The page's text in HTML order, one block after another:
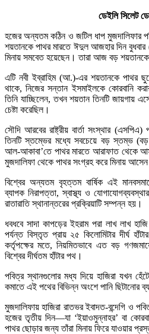
ডেইলি সিলেট
হজের অন্যতম কঠিন ও জটিল ধাপ মুজদালিফার
শয়তানকে পাথর মারতে ঈদুল আজহার দিন
মিনায় সমবেত হয়েছেন। তারা আজ বড় শয়তানকে
এটি নবী ইব্রাহিম (আ.)-এর শয়তানকে পাথর
থাকে, নিজের সন্তান ইসমাইলকে কোরবানি
তিনি যাচ্ছিলেন, তখন শয়তান তিনটি জায়গায়
চেষ্টা করেছিল।
সৌদি আরবের রাষ্ট্রীয় বার্তা সংস্থার
তিনটি স্তম্ভের মধ্যে সবচেয়ে বড় স্তম্ভ
আল-আকাবা’তে পাথর মারতে আরাফাত থেকে
মুজদালিফা থেকে পাথর সংগ্রহ করে মিনায়
বিশ্বের অন্যতম বৃহত্তম বার্ষিক এই
ব্যাপক নিরাপত্তা, স্বাস্থ্য ও
রাতারাতি স্থানান্তরের প্রক্রিয়াটি সম্পন্ন হয়।
ধবধবে সাদা কাপড়ের ইহরাম পরা লাখ লাখ
পর্যন্ত বিস্তৃত প্রায় ২৫ কিলোমিটার দীর্ঘ
কর্তৃপক্ষের মতে, নিয়মিতভাবে এত বড়
বিশ্বের দীর্ঘতম হাঁটার পথ।
পবিত্র স্থানগুলোর মধ্য দিয়ে হাজিরা যখন
কমাতে এই পথের বিভিন্ন অংশে পানি ছিটানোর
মুজদালিফায় হাজিরা রাতভর ইবাদত-বন্দেগি ও
হজের তৃতীয় দিন—যা ‘ইয়াওমুন্নাহর’ বা
পাথর ছোড়ার জন্য তাঁরা মিনায় ফিরে যাওয়ার